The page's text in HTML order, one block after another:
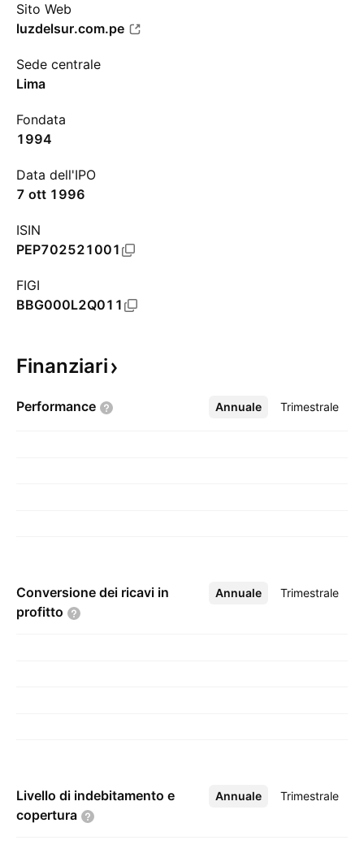
Sito Web
luzdelsur.com.pe
Sede centrale
Lima
Fondata
1994
Data dell'IPO
7 ott 1996
ISIN
PEP702521001
FIGI
BBG000L2Q011
Finanziari
Performance Annuale Trimestrale
Altro
Conversione dei ricavi in
profitto
Annuale Trimestrale
Altro
Livello di indebitamento e
copertura
Annuale Trimestrale
Altro